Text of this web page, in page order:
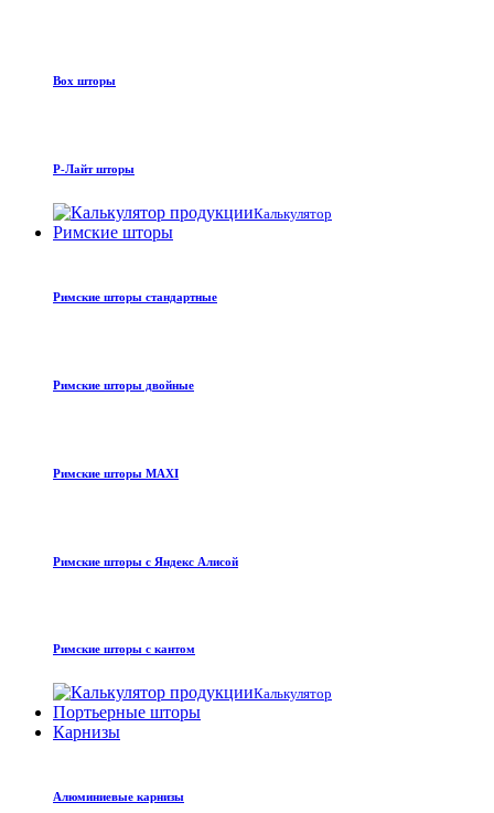
Box шторы
Р-Лайт шторы
Калькулятор
Римские шторы
Римские шторы стандартные
Римские шторы двойные
Римские шторы MAXI
Римские шторы с Яндекс Алисой
Римские шторы с кантом
Калькулятор
Портьерные шторы
Карнизы
Алюминиевые карнизы